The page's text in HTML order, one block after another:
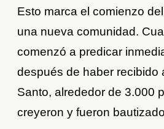
Esto marca el comienzo
una nueva comunidad.
comenzó a predicar
después de haber recibido
Santo, alrededor de 3.000
creyeron y fueron